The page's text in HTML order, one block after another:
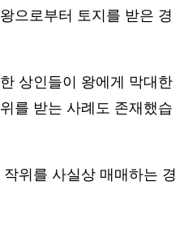
으로부터 토지를 받은 경
상인들이 왕에게 막대한
를 받는 사례도 존재했습
위를 사실상 매매하는 경